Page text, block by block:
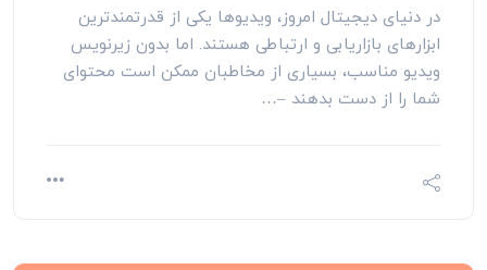
در دنیای دیجیتال امروز، ویدیوها یکی از قدرتمندترین
ابزارهای بازاریابی و ارتباطی هستند. اما بدون زیرنویس
ویدیو مناسب، بسیاری از مخاطبان ممکن است محتوای
شما را از دست بدهند –…